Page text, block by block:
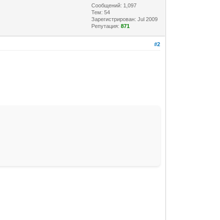
Сообщений: 1,097
Тем: 54
Зарегистрирован: Jul 2009
Репутация:871
#2